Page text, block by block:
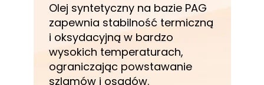
Olej syntetyczny na bazie PAG
zapewnia stabilność termiczną
i oksydacyjną w bardzo
wysokich temperaturach,
ograniczając powstawanie
szlamów i osadów.